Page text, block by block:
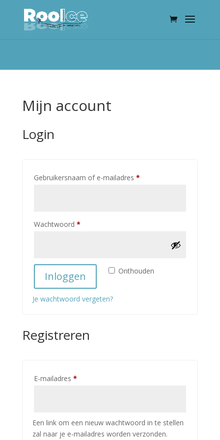
Mijn account
Login
Gebruikersnaam of e-mailadres *Vereist
Wachtwoord *Vereist
Onthouden
Inloggen
Je wachtwoord vergeten?
Registreren
E-mailadres *Vereist
Een link om een nieuw wachtwoord in te stellen
zal naar je e-mailadres worden verzonden.